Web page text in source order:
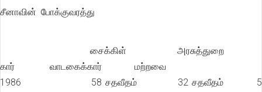
சீனாவின் போக்குவரத்து
சைக்கிள் அரசுத்துறை
கார் வாடகைக்கார் மற்றவை
1986 58 சதவீதம் 32 சதவீதம் 5